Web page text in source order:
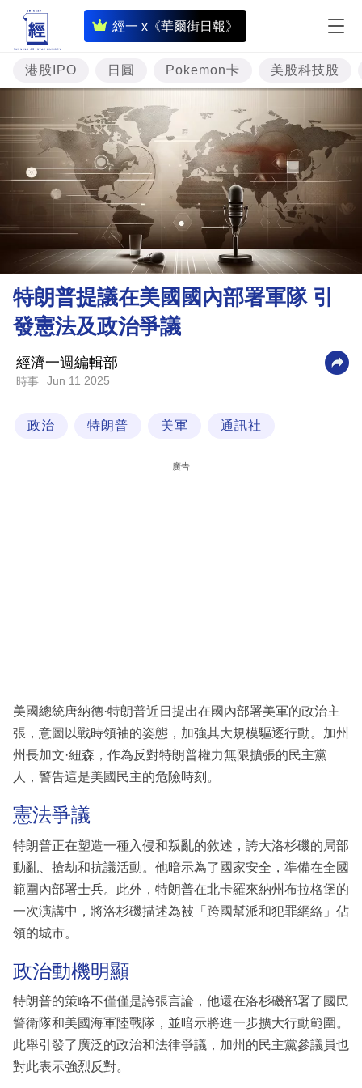
經一 x《華爾街日報》
即
時
財
經
專
題
投
資
樓
市
理
財
商
業
科
區
港股IPO 日圓 Pokemon卡 美股科技股
特朗普提議在美國國內部署軍隊 引
發憲法及政治爭議
經濟一週編輯部
時事 Jun 11 2025
政治 特朗普 美軍 通訊社
廣告
美國總統唐納德·特朗普近日提出在國內部署美軍的政治主
張，意圖以戰時領袖的姿態，加強其大規模驅逐行動。加州
州長加文·紐森，作為反對特朗普權力無限擴張的民主黨
人，警告這是美國民主的危險時刻。
憲法爭議
特朗普正在塑造一種入侵和叛亂的敘述，誇大洛杉磯的局部
動亂、搶劫和抗議活動。他暗示為了國家安全，準備在全國
範圍內部署士兵。此外，特朗普在北卡羅來納州布拉格堡的
一次演講中，將洛杉磯描述為被「跨國幫派和犯罪網絡」佔
領的城市。
政治動機明顯
特朗普的策略不僅僅是誇張言論，他還在洛杉磯部署了國民
警衛隊和美國海軍陸戰隊，並暗示將進一步擴大行動範圍。
此舉引發了廣泛的政治和法律爭議，加州的民主黨參議員也
對此表示強烈反對。